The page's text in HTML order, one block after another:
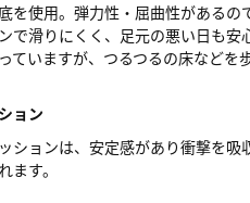
を使用。弾力性・屈曲性があるの
で滑りにくく、足元の悪い日も安
いますが、つるつるの床などを
ョン
ションは、安定感があり衝撃を
ます。